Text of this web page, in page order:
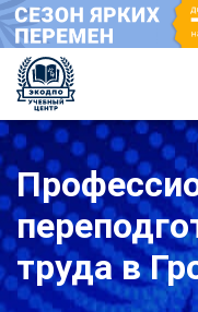
труда в